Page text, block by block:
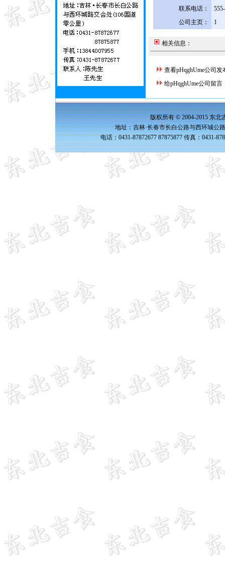
联系电话：
公司主页：
1
相关信息：
查看pHqghUme公司发
给pHqghUme公司留言
版权所有 © 2004-2015 东北
地址：吉林·长春市长白公路与西环城公
电话：0431-87872677 87875877 传真：0431-